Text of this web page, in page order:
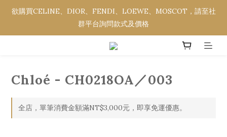
欲購買CELINE、DIOR、FENDI、LOEWE、MOSCOT，請至社
群平台詢問款式及價格
欲購買CELINE、DIOR、FENDI、LOEWE、MOSCOT，請至社
群平台詢問款式及價格
全館消費金額滿NT$3,000，即享免運優惠。
欲購買CELINE、DIOR、FENDI、LOEWE、MOSCOT，請至社
Chloé - CH0218OA／003
全店，單筆消費金額滿NT$3,000元，即享免運優惠。